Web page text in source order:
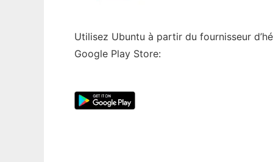
Utilisez Ubuntu à partir du fournisseur
Google Play Store: